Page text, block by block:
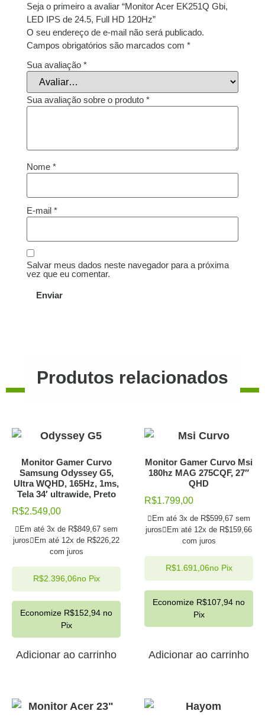
Seja o primeiro a avaliar “Monitor Acer EK251Q Gbi,
LED IPS de 24.5, Full HD 120Hz”
O seu endereço de e-mail não será publicado.
Campos obrigatórios são marcados com *
Sua avaliação *
Sua avaliação sobre o produto *
Nome *
E-mail *
Salvar meus dados neste navegador para a próxima
vez que eu comentar.
Produtos relacionados
Monitor Gamer Curvo
Samsung Odyssey G5,
Ultra WQHD, 165Hz, 1ms,
Tela 34′ ultrawide, Preto
R$2.549,00
Em até 3x de R$849,67 sem
juros
Em até 12x de R$226,22
com juros
R$2.396,06no Pix
Economize R$152,94 no
Pix
Adicionar ao carrinho
Monitor Gamer Curvo Msi
180hz MAG 275CQF, 27″
QHD
R$1.799,00
Em até 3x de R$599,67 sem
juros
Em até 12x de R$159,66
com juros
R$1.691,06no Pix
Economize R$107,94 no
Pix
Adicionar ao carrinho